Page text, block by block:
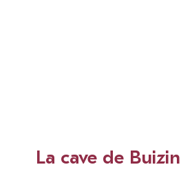
La cave de Buizin